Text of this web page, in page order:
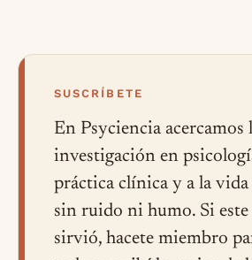
SUSCRÍBETE
En Psyciencia acercamos
investigación en
práctica clínica y a la
sin ruido ni humo. Si
sirvió, hacete miembro